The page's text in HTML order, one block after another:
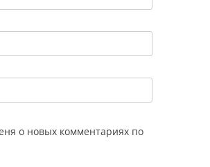
о новых комментариях по